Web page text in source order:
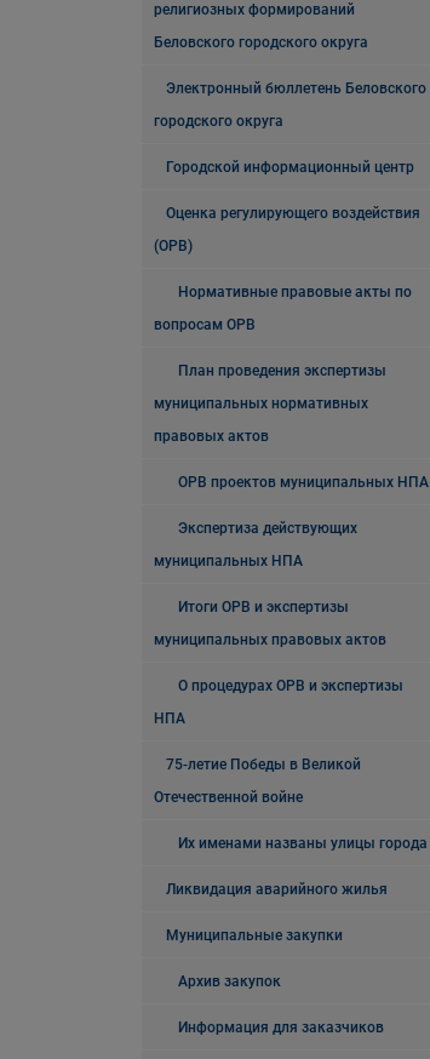
религиозных формирований
Беловского городского округа
Электронный бюллетень Беловского
городского округа
Городской информационный центр
Оценка регулирующего воздействия
(ОРВ)
Нормативные правовые акты по
вопросам ОРВ
План проведения экспертизы
муниципальных нормативных
правовых актов
ОРВ проектов муниципальных НПА
Экспертиза действующих
муниципальных НПА
Итоги ОРВ и экспертизы
муниципальных правовых актов
О процедурах ОРВ и экспертизы
НПА
75-летие Победы в Великой
Отечественной войне
Их именами названы улицы города
Ликвидация аварийного жилья
Муниципальные закупки
Архив закупок
Информация для заказчиков